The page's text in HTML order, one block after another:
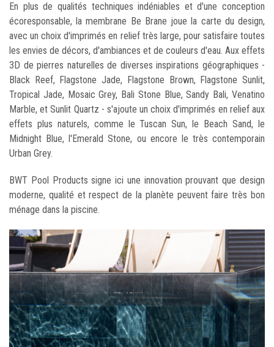
En plus de qualités techniques indéniables et d'une conception
écoresponsable, la membrane Be Brane joue la carte du design,
avec un choix d'imprimés en relief très large, pour satisfaire toutes
les envies de décors, d'ambiances et de couleurs d'eau. Aux effets
3D de pierres naturelles de diverses inspirations géographiques -
Black Reef, Flagstone Jade, Flagstone Brown, Flagstone Sunlit,
Tropical Jade, Mosaic Grey, Bali Stone Blue, Sandy Bali, Venatino
Marble, et Sunlit Quartz - s'ajoute un choix d'imprimés en relief aux
effets plus naturels, comme le Tuscan Sun, le Beach Sand, le
Midnight Blue, l'Emerald Stone, ou encore le très contemporain
Urban Grey.
BWT Pool Products signe ici une innovation prouvant que design
moderne, qualité et respect de la planète peuvent faire très bon
ménage dans la piscine.